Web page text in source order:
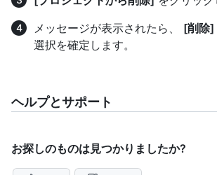
メッセージが表示されたら、 [削除]
選択を確定します。
ヘルプとサポート
お探しのものは見つかりましたか?